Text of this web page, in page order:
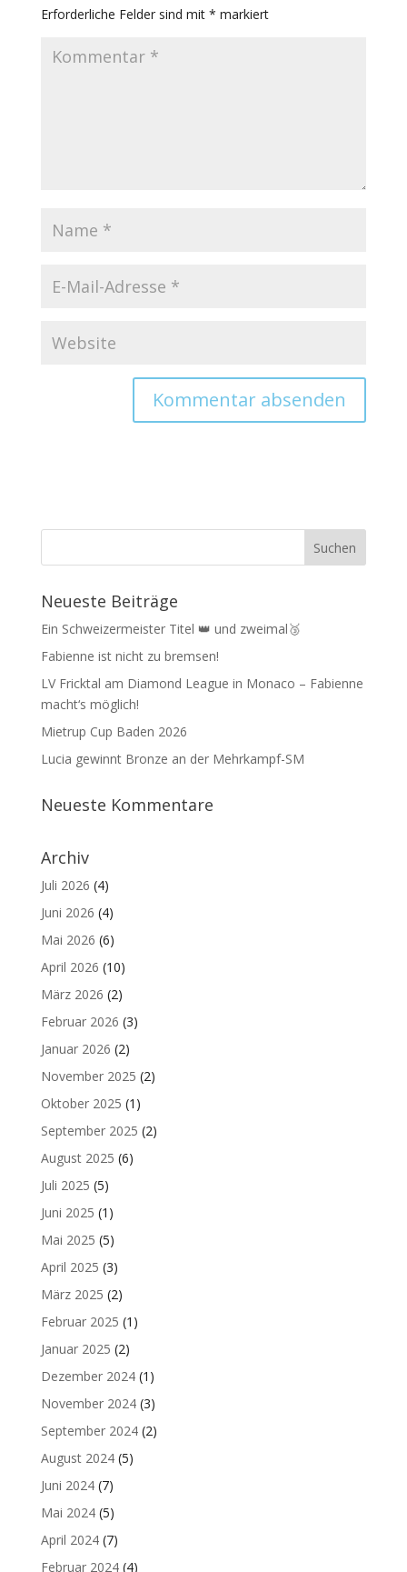
Erforderliche Felder sind mit * markiert
Neueste Beiträge
Ein Schweizermeister Titel 👑 und zweimal🥉
Fabienne ist nicht zu bremsen!
LV Fricktal am Diamond League in Monaco – Fabienne
macht‘s möglich!
Mietrup Cup Baden 2026
Lucia gewinnt Bronze an der Mehrkampf-SM
Neueste Kommentare
Archiv
Juli 2026 (4)
Juni 2026 (4)
Mai 2026 (6)
April 2026 (10)
März 2026 (2)
Februar 2026 (3)
Januar 2026 (2)
November 2025 (2)
Oktober 2025 (1)
September 2025 (2)
August 2025 (6)
Juli 2025 (5)
Juni 2025 (1)
Mai 2025 (5)
April 2025 (3)
März 2025 (2)
Februar 2025 (1)
Januar 2025 (2)
Dezember 2024(1)
November 2024(3)
September 2024(2)
August 2024(5)
Juni 2024(7)
Mai 2024(5)
April 2024(7)
Februar 2024(4)